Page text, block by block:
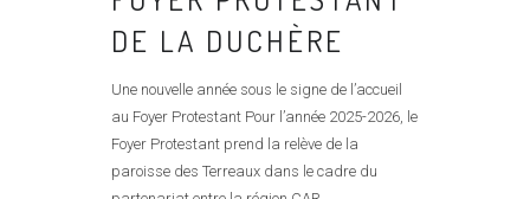
DE LA DUCHÈRE
Une nouvelle année sous le signe de l’accueil
au Foyer Protestant Pour l’année 2025­-2026, le
Foyer Protestant prend la relève de la
paroisse des Terreaux dans le cadre du